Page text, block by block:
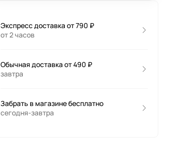
Экспресс доставка от 790 ₽
от 2 часов
Обычная доставка от 490 ₽
завтра
Забрать в магазине бесплатно
сегодня-завтра